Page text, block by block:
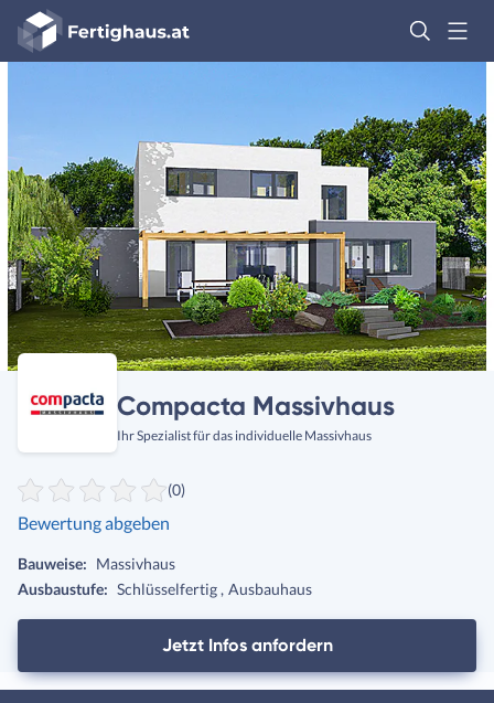
Fertighaus
Logo
Compacta Massivhaus
Ihr Spezialist für das individuelle Massivhaus
(0)
Bewertung abgeben
Bauweise: Massivhaus
Ausbaustufe: Schlüsselfertig Ausbauhaus
Jetzt Infos anfordern